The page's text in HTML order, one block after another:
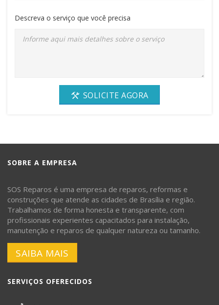
Descreva o serviço que você precisa
SOLICITE AGORA
SOBRE A EMPRESA
SOS Reparos é uma empresa de reparos, reformas e
construções que atende as cidades de Brasília e região.
Trabalhamos de forma honesta e transparente, com
profissionais experientes capacitados para instalação,
manutenção e reparos de qualquer natureza ou tamanho.
SAIBA MAIS
SERVIÇOS OFERECIDOS